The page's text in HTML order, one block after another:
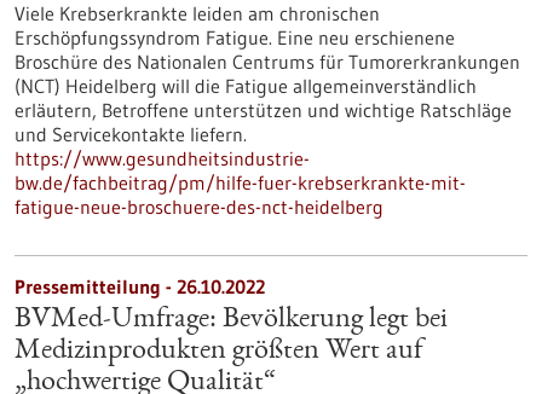
Viele Krebserkrankte leiden am chronischen
Erschöpfungssyndrom Fatigue. Eine neu erschienene
Broschüre des Nationalen Centrums für Tumorerkrankungen
(NCT) Heidelberg will die Fatigue allgemeinverständlich
erläutern, Betroffene unterstützen und wichtige Ratschläge
und Servicekontakte liefern.
https://www.gesundheitsindustrie-
bw.de/fachbeitrag/pm/hilfe-fuer-krebserkrankte-mit-
fatigue-neue-broschuere-des-nct-heidelberg
Pressemitteilung - 26.10.2022
BVMed-Umfrage: Bevölkerung legt bei
Medizinprodukten größten Wert auf
„hochwertige Qualität“